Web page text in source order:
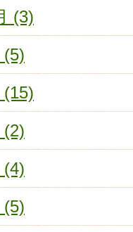
(3)
(5)
(2)
(4)
(5)